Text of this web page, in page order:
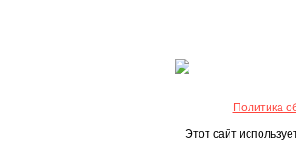
Политика
Этот сайт